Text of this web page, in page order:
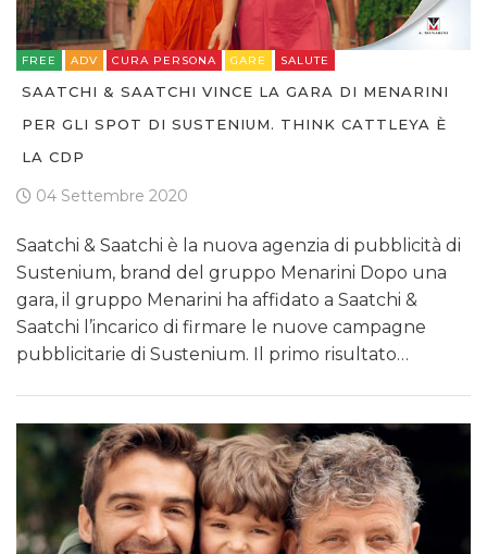
FREE ADV CURA PERSONA GARE SALUTE
SAATCHI & SAATCHI VINCE LA GARA DI MENARINI
PER GLI SPOT DI SUSTENIUM. THINK CATTLEYA È
LA CDP
04 Settembre 2020
Saatchi & Saatchi è la nuova agenzia di pubblicità di
Sustenium, brand del gruppo Menarini Dopo una
gara, il gruppo Menarini ha affidato a Saatchi &
Saatchi l’incarico di firmare le nuove campagne
pubblicitarie di Sustenium. Il primo risultato…